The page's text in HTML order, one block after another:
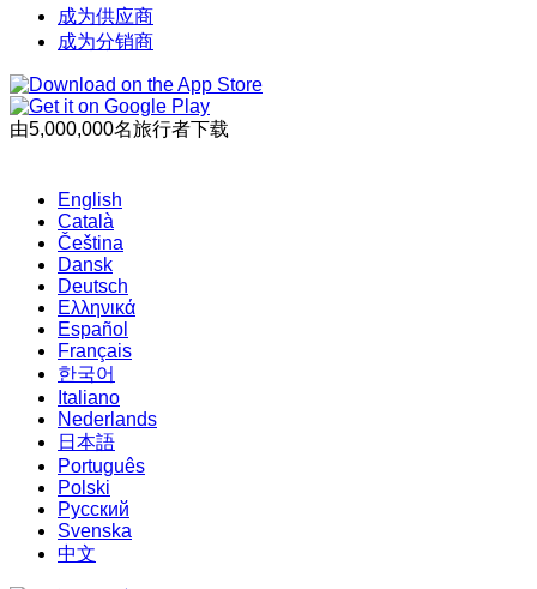
成为供应商
成为分销商
由5,000,000名旅行者下载
English
Català
Čeština
Dansk
Deutsch
Ελληνικά
Español
Français
한국어
Italiano
Nederlands
日本語
Português
Polski
Русский
Svenska
中文